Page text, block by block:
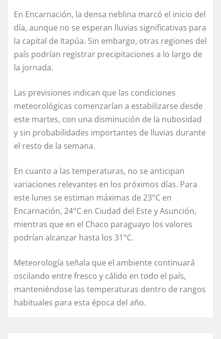
En Encarnación, la densa neblina marcó el inicio del
día, aunque no se esperan lluvias significativas para
la capital de Itapúa. Sin embargo, otras regiones del
país podrían registrar precipitaciones a lo largo de
la jornada.
Las previsiones indican que las condiciones
meteorológicas comenzarían a estabilizarse desde
este martes, con una disminución de la nubosidad
y sin probabilidades importantes de lluvias durante
el resto de la semana.
En cuanto a las temperaturas, no se anticipan
variaciones relevantes en los próximos días. Para
este lunes se estiman máximas de 23°C en
Encarnación, 24°C en Ciudad del Este y Asunción,
mientras que en el Chaco paraguayo los valores
podrían alcanzar hasta los 31°C.
Meteorología señala que el ambiente continuará
oscilando entre fresco y cálido en todo el país,
manteniéndose las temperaturas dentro de rangos
habituales para esta época del año.